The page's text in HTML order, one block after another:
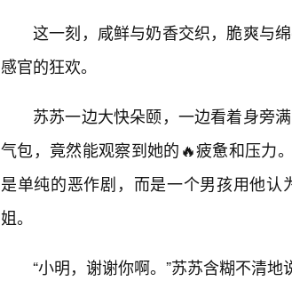
这一刻，咸鲜与奶香交织，脆爽与
感官的狂欢。
苏苏一边大快朵颐，一边看着身旁
气包，竟然能观察到她的🔥疲惫和压力
是单纯的恶作剧，而是一个男孩用他
姐。
“小明，谢谢你啊。”苏苏含糊不清